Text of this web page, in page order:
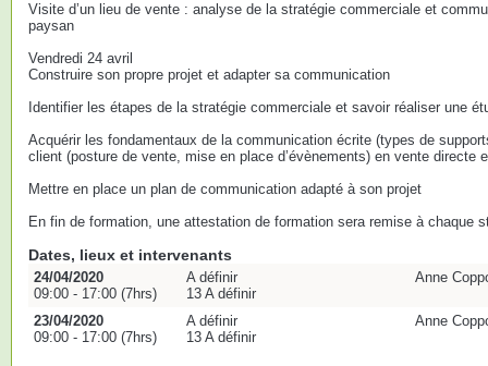
Visite d’un lieu de vente : analyse de la stratégie commerciale et
paysan
Vendredi 24 avril
Construire son propre projet et adapter sa communication
Identifier les étapes de la stratégie commerciale et savoir réaliser une
Acquérir les fondamentaux de la communication écrite (types de
client (posture de vente, mise en place d’évènements) en vente directe
Mettre en place un plan de communication adapté à son projet
En fin de formation, une attestation de formation sera remise à chaque
Dates, lieux et intervenants
24/04/2020
09:00 - 17:00 (7hrs)
A définir
13 A définir
Anne
23/04/2020
09:00 - 17:00 (7hrs)
A définir
13 A définir
Anne